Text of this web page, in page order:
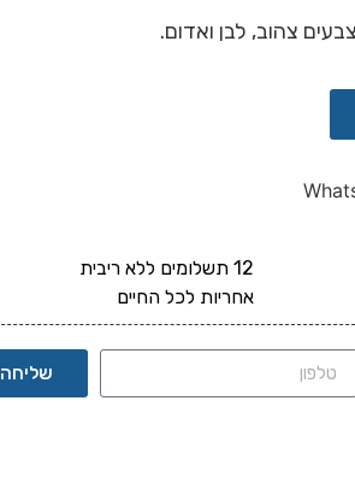
12 תשלומים ללא ריבית
אחריות לכל החיים
שליחה